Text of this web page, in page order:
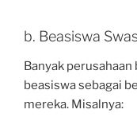
b. Beasiswa
Banyak
beasiswa sebagai
mereka. Misalnya: